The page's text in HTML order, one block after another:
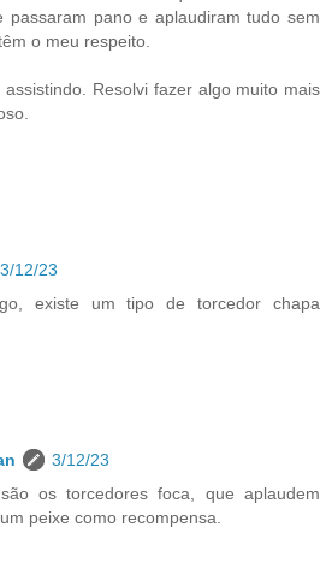
passaram pano e aplaudiram tudo sem
o meu respeito.
Resolvi fazer algo muito mais
3/12/23
existe um tipo de torcedor chapa
3/12/23
os torcedores foca, que aplaudem
peixe como recompensa.